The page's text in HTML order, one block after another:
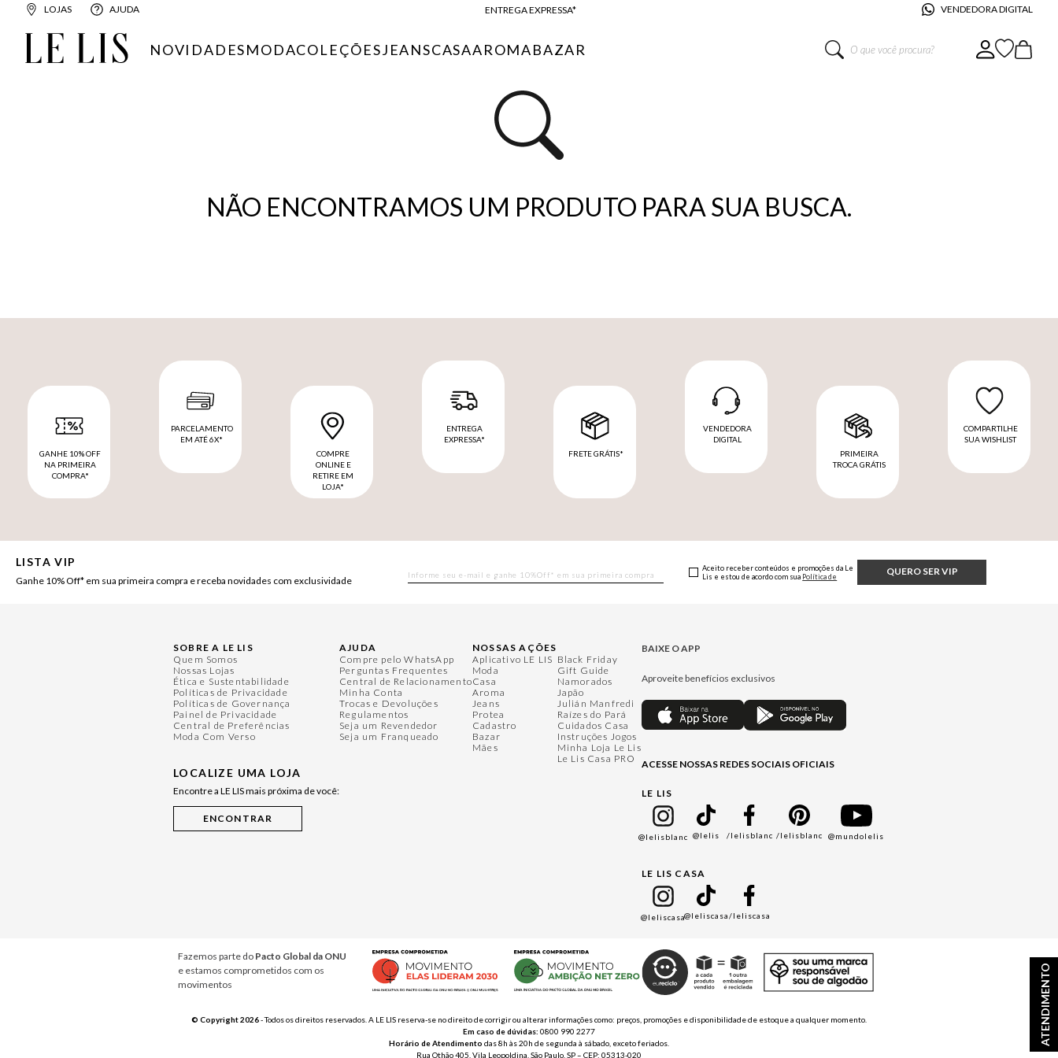
LOJAS AJUDA
ENTREGA EXPRESSA*
BAIXE O APP
VENDEDORA DIGITAL
ATENDIMENTO
NOVIDADESMODACOLEÇÕESJEANSCASAAROMABAZAR
O que você procura?
NÃO ENCONTRAMOS UM PRODUTO PARA SUA BUSCA.
GANHE 10% OFF
NA PRIMEIRA
COMPRA*
PARCELAMENTO
EM ATÉ 6X*
COMPRE
ONLINE E
RETIRE EM
LOJA*
ENTREGA
EXPRESSA*
FRETE GRÁTIS*
VENDEDORA
DIGITAL
PRIMEIRA
TROCA GRÁTIS
COMPARTILHE
SUA WISHLIST
LISTA VIP
Ganhe 10% Off* em sua primeira compra e receba novidades com exclusividade
QUERO SER VIP
Aceito receber conteúdos e promoções da Le
Lis e estou de acordo com sua Política de
SOBRE A LE LIS
Quem Somos
Nossas Lojas
Ética e Sustentabilidade
Políticas de Privacidade
Políticas de Governança
Painel de Privacidade
Central de Preferências
Moda Com Verso
LOCALIZE UMA LOJA
Encontre a LE LIS mais próxima de você:
AJUDA
Compre pelo WhatsApp
Perguntas Frequentes
Central de Relacionamento
Minha Conta
Trocas e Devoluções
Regulamentos
Seja um Revendedor
Seja um Franqueado
NOSSAS AÇÕES
Aplicativo LE LIS
Moda
Casa
Aroma
Jeans
Protea
Cadastro
Bazar
Mães
Black Friday
Gift Guide
Namorados
Japão
Julián Manfredi
Raízes do Pará
Cuidados Casa
Instruções Jogos
Minha Loja Le Lis
Le Lis Casa PRO
BAIXE O APP
Aproveite benefícios exclusivos
ACESSE NOSSAS REDES SOCIAIS OFICIAIS
LE LIS
@lelisblanc @lelis /lelisblanc /lelisblanc @mundolelis
LE LIS CASA
@leliscasa@leliscasa/leliscasa
Fazemos parte do Pacto Global da ONU
e estamos comprometidos com os
movimentos
© Copyright 2026- Todos os direitos reservados. A LE LIS reserva-se no direito de corrigir ou alterar informações como: preços, promoções e disponibilidade de estoque a qualquer momento.
Em caso de dúvidas: 0800 990 2277
Horário de Atendimento das 8h às 20h de segunda à sábado, exceto feriados.
Rua Othão 405, Vila Leopoldina, São Paulo, SP – CEP: 05313-020